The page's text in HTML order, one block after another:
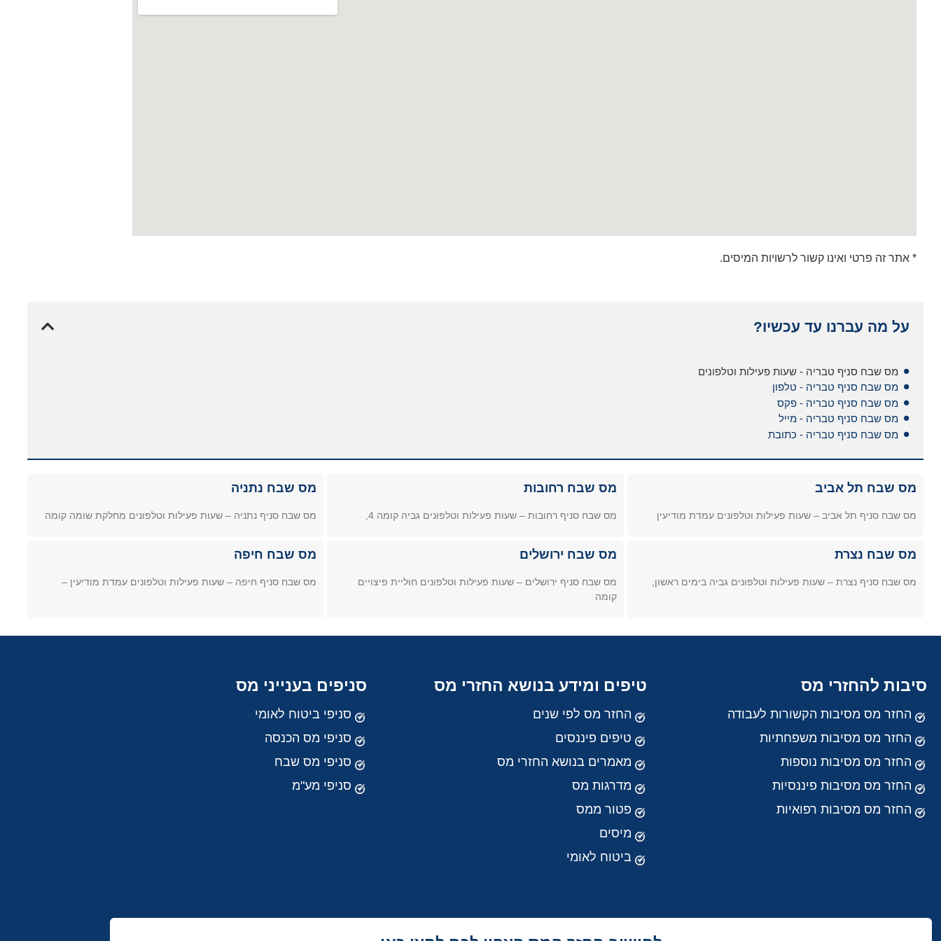
* אתר זה פרטי ואינו קשור לרשויות המיסים.
על מה עברנו עד עכשיו?
מס שבח סניף טבריה - שעות פעילות וטלפונים
מס שבח סניף טבריה - טלפון
מס שבח סניף טבריה - פקס
מס שבח סניף טבריה - מייל
מס שבח סניף טבריה - כתובת
מס שבח תל אביב
מס שבח סניף תל אביב – שעות פעילות וטלפונים עמדת מודיעין
מס שבח רחובות
מס שבח סניף רחובות – שעות פעילות וטלפונים גביה קומה 4,
מס שבח נתניה
מס שבח סניף נתניה – שעות פעילות וטלפונים מחלקת שומה קומה
מס שבח נצרת
מס שבח סניף נצרת – שעות פעילות וטלפונים גביה בימים ראשון,
מס שבח ירושלים
מס שבח סניף ירושלים – שעות פעילות וטלפונים חוליית פיצויים
קומה
מס שבח חיפה
מס שבח סניף חיפה – שעות פעילות וטלפונים עמדת מודיעין –
סיבות להחזרי מס
החזר מס מסיבות הקשורות לעבודה
החזר מס מסיבות משפחתיות
החזר מס מסיבות נוספות
החזר מס מסיבות פיננסיות
החזר מס מסיבות רפואיות
טיפים ומידע בנושא החזרי מס
החזר מס לפי שנים
טיפים פיננסים
מאמרים בנושא החזרי מס
מדרגות מס
פטור ממס
מיסים
ביטוח לאומי
סניפים בענייני מס
סניפי ביטוח לאומי
סניפי מס הכנסה
סניפי מס שבח
סניפי מע"מ